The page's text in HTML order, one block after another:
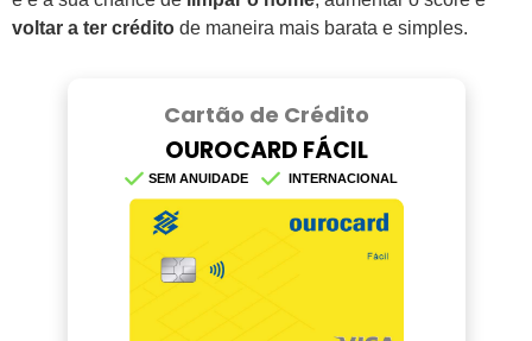
voltar a ter crédito de maneira mais barata e simples.
Cartão de Crédito
OUROCARD FÁCIL
SEM ANUIDADE INTERNACIONAL